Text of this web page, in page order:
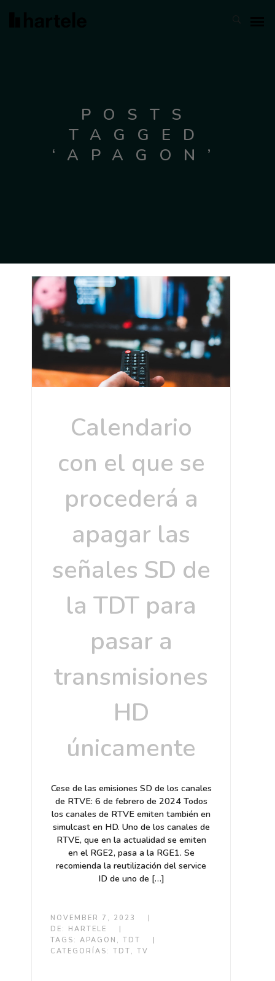
POSTS
TAGGED
‘APAGON’
Calendario
con el que se
procederá a
apagar las
señales SD de
la TDT para
pasar a
transmisiones
HD
únicamente
Cese de las emisiones SD de los canales
de RTVE: 6 de febrero de 2024 Todos
los canales de RTVE emiten también en
simulcast en HD. Uno de los canales de
RTVE, que en la actualidad se emiten
en el RGE2, pasa a la RGE1. Se
recomienda la reutilización del service
ID de uno de […]
NOVEMBER 7, 2023
DE:
HARTELE
TAGS:APAGON ,TDT
CATEGORÍAS:TDT ,TV